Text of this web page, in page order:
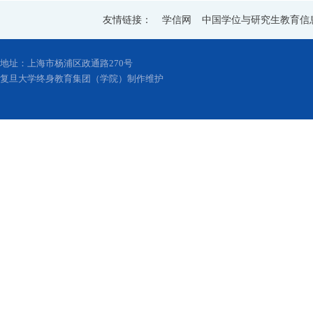
友情链接： 学信网 中国学位与研究生教育信
地址：上海市杨浦区政通路270号
复旦大学终身教育集团（学院）制作维护